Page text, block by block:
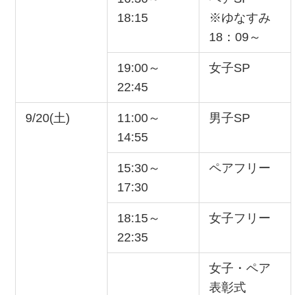
18:15
※ゆなすみ
18：09～
19:00～
22:45
女子SP
9/20(土)
11:00～
14:55
男子SP
15:30～
17:30
ペアフリー
18:15～
22:35
女子フリー
女子・ペア
表彰式